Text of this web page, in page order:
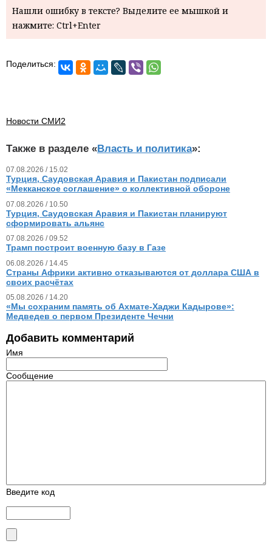
Нашли ошибку в тексте? Выделите ее мышкой и
нажмите: Ctrl+Enter
Поделиться:
Новости СМИ2
Также в разделе «Власть и политика»:
07.08.2026 / 15.02
Турция, Саудовская Аравия и Пакистан подписали
«Мекканское соглашение» о коллективной обороне
07.08.2026 / 10.50
Турция, Саудовская Аравия и Пакистан планируют
сформировать альянс
07.08.2026 / 09.52
Трамп построит военную базу в Газе
06.08.2026 / 14.45
Страны Африки активно отказываются от доллара США в
своих расчётах
05.08.2026 / 14.20
«Мы сохраним память об Ахмате-Хаджи Кадырове»:
Медведев о первом Президенте Чечни
Добавить комментарий
Имя
Сообщение
Введите код